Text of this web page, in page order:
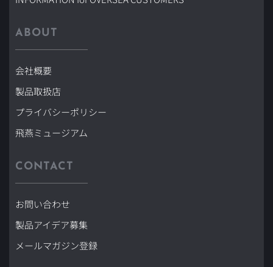
ABOUT
会社概要
製品取扱店
プライバシーポリシー
飛燕ミュージアム
CONTACT
お問い合わせ
製品アイデア募集
メールマガジン登録